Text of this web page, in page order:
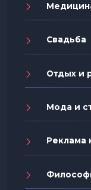
Свадьба
Отдых и
Мода и
Реклама